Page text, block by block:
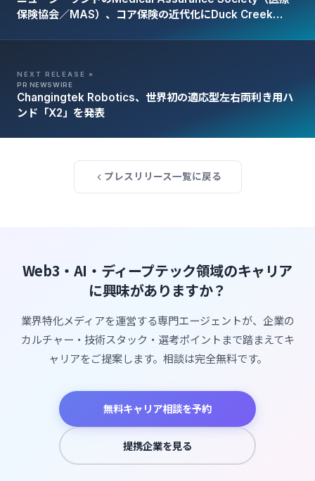
保険協会／MAS）、コア保険の近代化にDuck Creek
NEXT RELEASE »
PR NEWSWIRE
Changingtek Robotics、世界初の適応型左右両利き用ハ
ンド「X2」を発表
プレスリリース一覧に戻る
Web3・AI・ディープテック領域のキャリア
に興味がありますか？
業界特化メディアを運営する専門エージェントが、企業の
カルチャー・技術スタック・選考ポイントまで踏まえてキ
ャリアをご提案します。相談は完全無料です。
無料キャリア相談を予約
提携企業を見る